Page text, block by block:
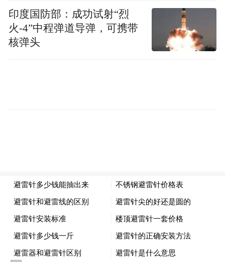
场第一名，小米紧随其后，在一贯被视为出
货旺季的第四季度，iPhone激活量却滑落至
第三位。
除了受供应链端元器件涨价影响外，各大国
印度国防部：成功试射“烈
火-4”中程弹道导弹，可携带
核弹头